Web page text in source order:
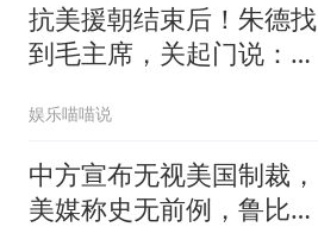
抗美援朝结束后！朱德找
到毛主席，关起门说：我
娱乐喵喵说
中方宣布无视美国制裁，
美媒称史无前例，鲁比